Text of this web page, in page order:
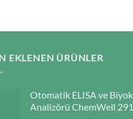
EKLENEN ÜRÜNLER
Otomatik ELISA ve
Analizörü ChemWell